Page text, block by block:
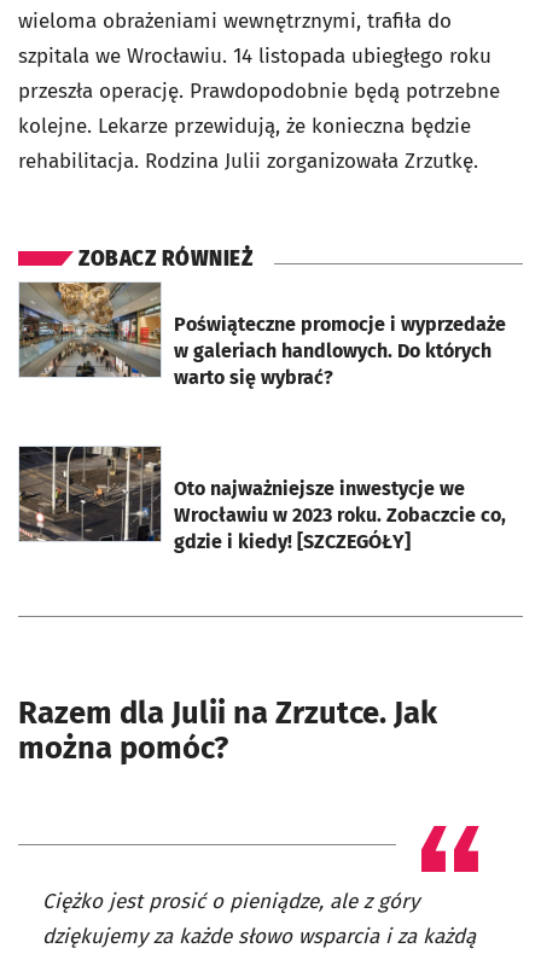
wieloma obrażeniami wewnętrznymi, trafiła do
szpitala we Wrocławiu. 14 listopada ubiegłego roku
przeszła operację. Prawdopodobnie będą potrzebne
kolejne. Lekarze przewidują, że konieczna będzie
rehabilitacja. Rodzina Julii zorganizowała Zrzutkę.
ZOBACZ RÓWNIEŻ
Poświąteczne promocje i wyprzedaże
w galeriach handlowych. Do których
warto się wybrać?
otworzy się w nowej karcie
Oto najważniejsze inwestycje we
Wrocławiu w 2023 roku. Zobaczcie co,
gdzie i kiedy! [SZCZEGÓŁY]
otworzy się w nowej karcie
Razem dla Julii na Zrzutce. Jak
można pomóc?
Ciężko jest prosić o pieniądze, ale z góry
dziękujemy za każde słowo wsparcia i za każdą